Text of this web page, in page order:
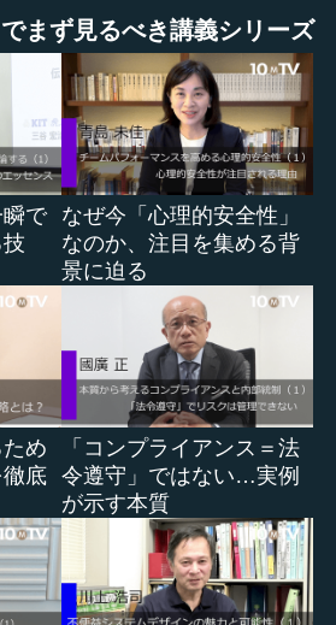
ので、それを紹介します。
と私が研究テーマとして健康経営
、企業ブランディングとの親和性
ズムが明らかになると、健康経営
やはり企業ブランディングの枠組
常に効果的であることが分かって
究の成果を皆さんと共有します。
マである健康経営と企業ブラン
ます。それが「健康経営ブランデ
両方合わせたもので、その概念を
というか、健康経営を推進するた
考えを皆さんと共有します。
で一つカギとなる概念として、
ント」があります。もしかした...
でまず見るべき講義シリーズ
で
なぜ今「心理的安全性」
なのか、注目を集める背
景に迫る
め
底
「コンプライアンス＝法
令遵守」ではない…実例
が示す本質